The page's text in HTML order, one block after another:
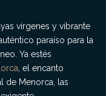
vírgenes y vibrante
paraíso para la
Ya estés
, el encanto
de Menorca, las